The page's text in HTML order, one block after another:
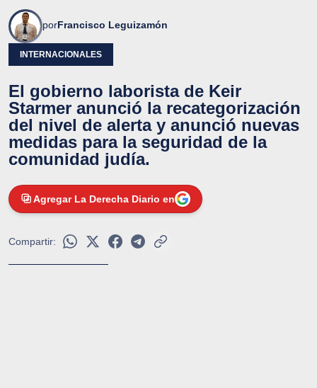
porFrancisco Leguizamón
INTERNACIONALES
El gobierno laborista de Keir
Starmer anunció la recategorización
del nivel de alerta y anunció nuevas
medidas para la seguridad de la
comunidad judía.
Agregar La Derecha Diario en
Compartir: